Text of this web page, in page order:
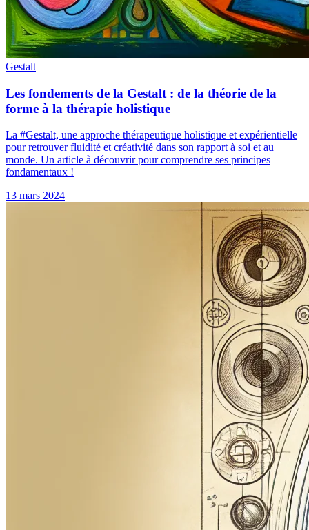
Gestalt
Les fondements de la Gestalt : de la théorie de la
forme à la thérapie holistique
La #Gestalt, une approche thérapeutique holistique et expérientielle
pour retrouver fluidité et créativité dans son rapport à soi et au
monde. Un article à découvrir pour comprendre ses principes
fondamentaux !
13 mars 2024